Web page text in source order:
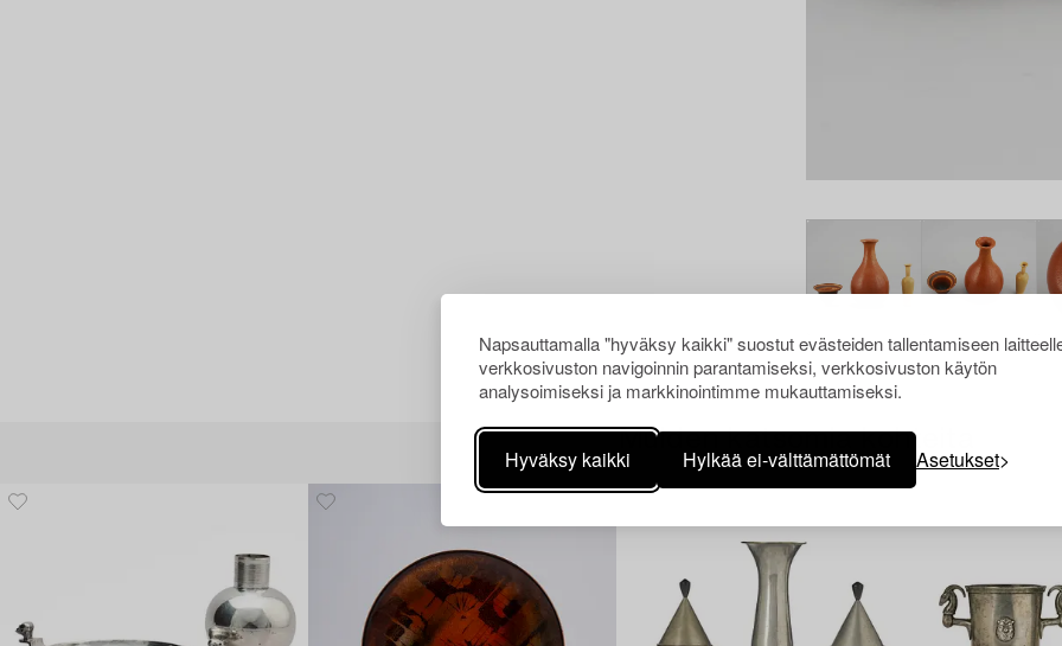
Napsauttamalla "hyväksy kaikki" suostut evästeiden tallentamiseen
verkkosivuston navigoinnin parantamiseksi, verkkosivuston käytön
analysoimiseksi ja markkinointimme mukauttamiseksi.
Hyväksy kaikki Hylkää ei-välttämättömät Asetukset
Muiden katsomia kohteita